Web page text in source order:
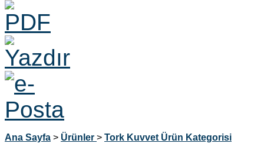
Ana Sayfa > Ürünler > Tork Kuvvet Ürün Kategorisi